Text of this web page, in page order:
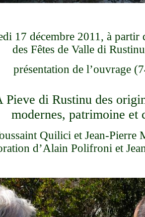
17 décembre 2011, à partir
des Fêtes de Valle di
présentation de l’ouvrage
Pieve di Rustinu des
modernes, patrimoine et
Quilici et Jean-Pierre
d’Alain Polifroni et